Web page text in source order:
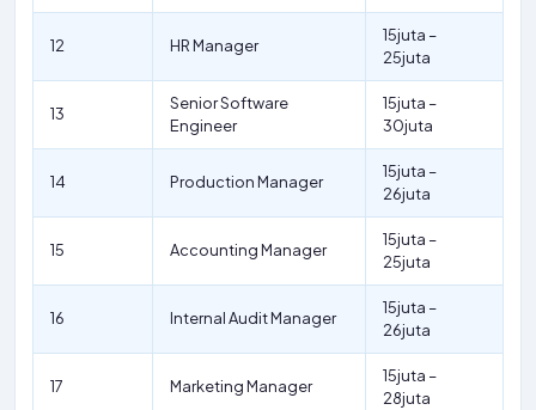
12 HR Manager
15juta –
25juta
13
Senior Software
Engineer
15juta –
30juta
14 Production Manager
15juta –
26juta
15 Accounting Manager
15juta –
25juta
16 Internal Audit Manager
15juta –
26juta
17 Marketing Manager
15juta –
28juta